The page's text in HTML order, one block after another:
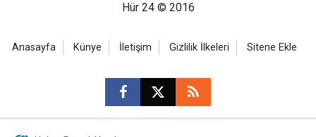
Hür 24 © 2016
Anasayfa Künye İletişim Gizlilik İlkeleri Sitene Ekle